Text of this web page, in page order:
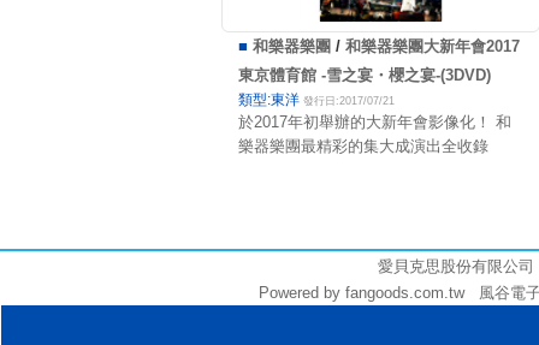
■ 和樂器樂團 / 和樂器樂團大新年會2017
東京體育館 -雪之宴・櫻之宴-(3DVD)
類型:東洋 發行日:2017/07/21
於2017年初舉辦的大新年會影像化！ 和
樂器樂團最精彩的集大成演出全收錄
愛貝克思股份有限公
Powered by fangoods.com.tw 風谷電子商